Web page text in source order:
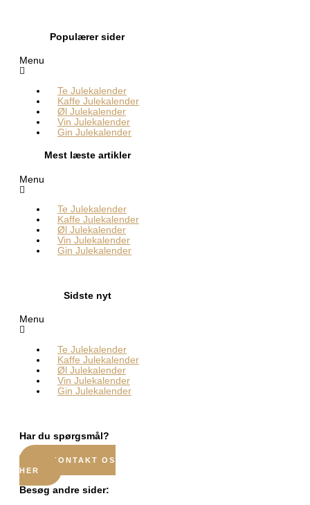
Populærer sider
Menu
Te Julekalender
Kaffe Julekalender
Øl Julekalender
Vin Julekalender
Gin Julekalender
Mest læste artikler
Menu
Te Julekalender
Kaffe Julekalender
Øl Julekalender
Vin Julekalender
Gin Julekalender
Sidste nyt
Menu
Te Julekalender
Kaffe Julekalender
Øl Julekalender
Vin Julekalender
Gin Julekalender
Har du spørgsmål?
KONTAKT OS
HER
Besøg andre sider: